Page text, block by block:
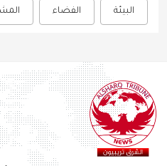
البيئة الفضاء